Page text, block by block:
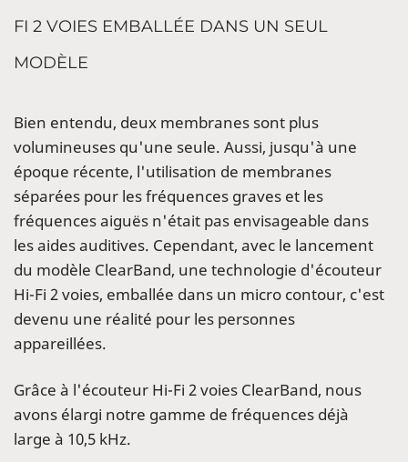
FI 2 VOIES EMBALLÉE DANS UN SEUL
MODÈLE
Bien entendu, deux membranes sont plus
volumineuses qu'une seule. Aussi, jusqu'à une
époque récente, l'utilisation de membranes
séparées pour les fréquences graves et les
fréquences aiguës n'était pas envisageable dans
les aides auditives. Cependant, avec le lancement
du modèle ClearBand, une technologie d'écouteur
Hi-Fi 2 voies, emballée dans un micro contour, c'est
devenu une réalité pour les personnes
appareillées.
Grâce à l'écouteur Hi-Fi 2 voies ClearBand, nous
avons élargi notre gamme de fréquences déjà
large à 10,5 kHz.